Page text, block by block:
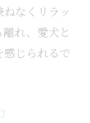
ポート
想まとめ
コミ紹介
安心を実
なくリラッ
れ、愛犬と
じられるで